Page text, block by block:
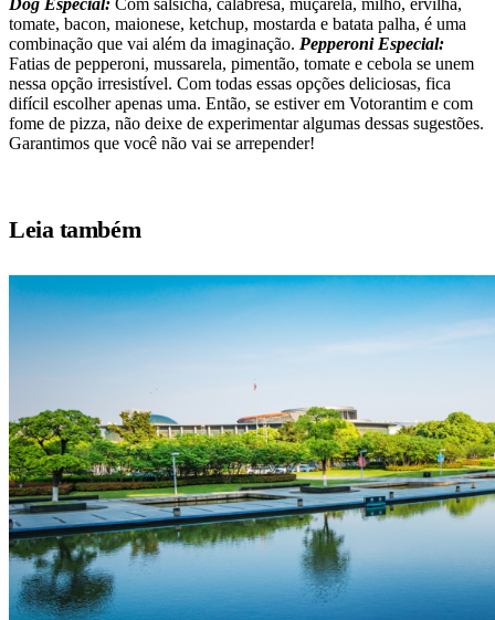
tomate, bacon, maionese, ketchup, mostarda e batata palha, é uma
combinação que vai além da imaginação. Pepperoni Especial:
Fatias de pepperoni, mussarela, pimentão, tomate e cebola se unem
nessa opção irresistível. Com todas essas opções deliciosas, fica
difícil escolher apenas uma. Então, se estiver em Votorantim e com
fome de pizza, não deixe de experimentar algumas dessas sugestões.
Garantimos que você não vai se arrepender!
Leia também